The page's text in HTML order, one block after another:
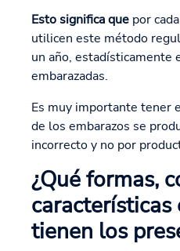
Esto significa que por
utilicen este método
un año, estadísticamente
embarazadas.
Es muy importante tener
de los embarazos se
incorrecto y no por
¿Qué formas,
características
tienen los